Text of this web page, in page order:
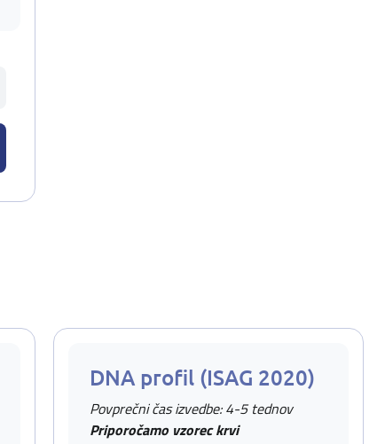
DNA profil (ISAG 2020)
Povprečni čas izvedbe: 4-5 tednov
Priporočamo vzorec krvi